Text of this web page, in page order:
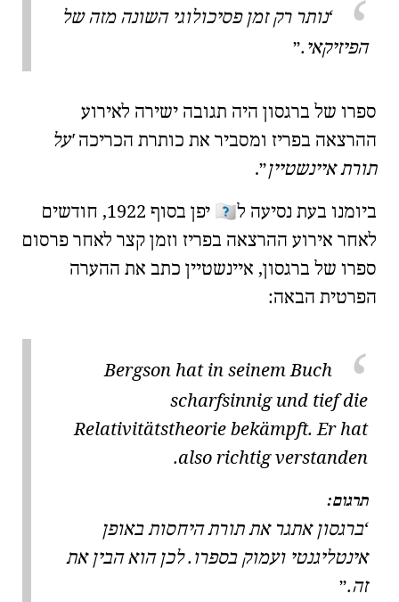
נותר רק זמן פסיכולוגי השונה מזה של
הפיזיקאי.
ספרו של ברגסון היה תגובה ישירה לאירוע
ההרצאה בפריז ומסביר את כותרת הכריכהעל
תורת איינשטיין .
ביומנו בעת נסיעה ל🇯🇵 יפן
בסוף 1922, חודשים
לאחר אירוע ההרצאה בפריז וזמן קצר לאחר פרסום
ספרו של ברגסון, איינשטיין כתב את ההערה
הפרטית הבאה:
Bergson hat in seinem Buch
scharfsinnig und tief die
Relativitätstheorie bekämpft. Er hat
also richtig verstanden.
תרגום:
ברגסון אתגר את תורת היחסות באופן
אינטליגנטי ועמוק בספרו. לכן הוא הבין את
זה.